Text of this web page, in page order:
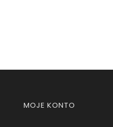
Linki w stopce
MOJE KONTO